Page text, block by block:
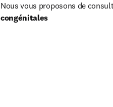
Nous vous proposons de
congénitales